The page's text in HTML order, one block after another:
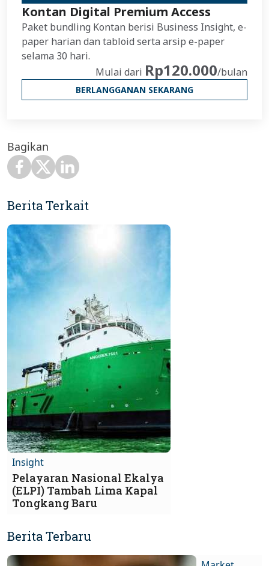
Kontan Digital Premium Access
Paket bundling Kontan berisi Business Insight, e-
paper harian dan tabloid serta arsip e-paper
selama 30 hari.
Mulai dari Rp120.000/bulan
BERLANGGANAN SEKARANG
Bagikan
Berita Terkait
Insight
Pelayaran Nasional Ekalya
(ELPI) Tambah Lima Kapal
Tongkang Baru
Berita Terbaru